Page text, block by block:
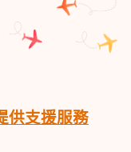
供支援服務